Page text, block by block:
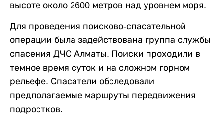
высоте около 2600 метров над уровнем моря.
Для проведения поисково-спасательной
операции была задействована группа службы
спасения ДЧС Алматы. Поиски проходили в
темное время суток и на сложном горном
рельефе. Спасатели обследовали
предполагаемые маршруты передвижения
подростков.